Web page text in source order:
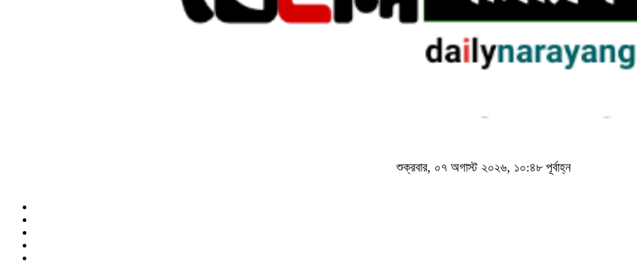
শুক্রবার, ০৭ অগাস্ট ২০২৬, ১০:৪৮ পূর্বাহ্ন